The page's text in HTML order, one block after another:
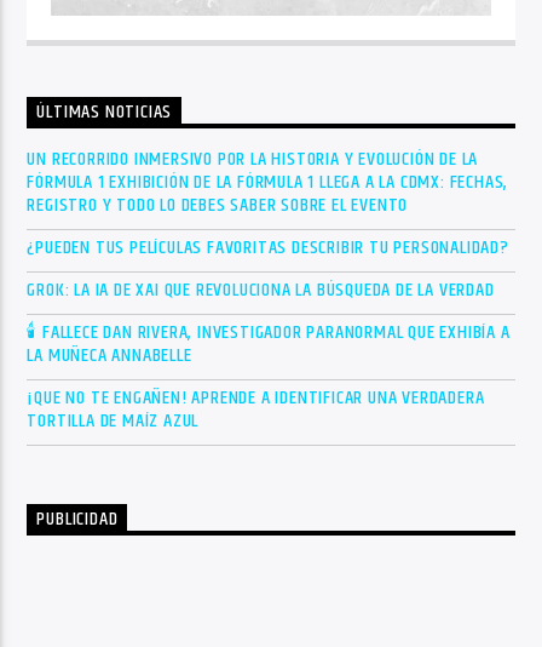
ÚLTIMAS NOTICIAS
UN RECORRIDO INMERSIVO POR LA HISTORIA Y EVOLUCIÓN DE LA
FÓRMULA 1 EXHIBICIÓN DE LA FÓRMULA 1 LLEGA A LA CDMX: FECHAS,
REGISTRO Y TODO LO DEBES SABER SOBRE EL EVENTO
¿PUEDEN TUS PELÍCULAS FAVORITAS DESCRIBIR TU PERSONALIDAD?
GROK: LA IA DE XAI QUE REVOLUCIONA LA BÚSQUEDA DE LA VERDAD
🕯 FALLECE DAN RIVERA, INVESTIGADOR PARANORMAL QUE EXHIBÍA A
LA MUÑECA ANNABELLE
¡QUE NO TE ENGAÑEN! APRENDE A IDENTIFICAR UNA VERDADERA
TORTILLA DE MAÍZ AZUL
PUBLICIDAD